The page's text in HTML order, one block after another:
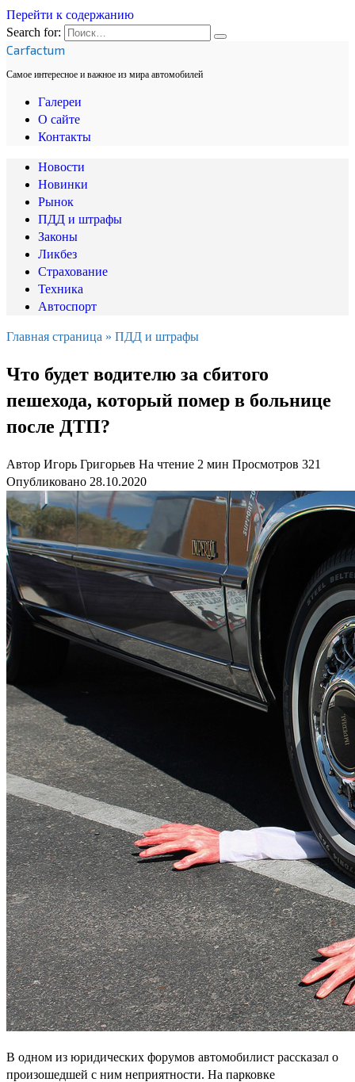
Перейти к содержанию
Search for:
Carfactum
Самое интересное и важное из мира автомобилей
Галереи
О сайте
Контакты
Новости
Новинки
Рынок
ПДД и штрафы
Законы
Ликбез
Страхование
Техника
Автоспорт
Главная страница » ПДД и штрафы
Что будет водителю за сбитого
пешехода, который помер в больнице
после ДТП?
Автор Игорь Григорьев На чтение 2 мин Просмотров 321
Опубликовано 28.10.2020
В одном из юридических форумов автомобилист рассказал о
произошедшей с ним неприятности. На парковке